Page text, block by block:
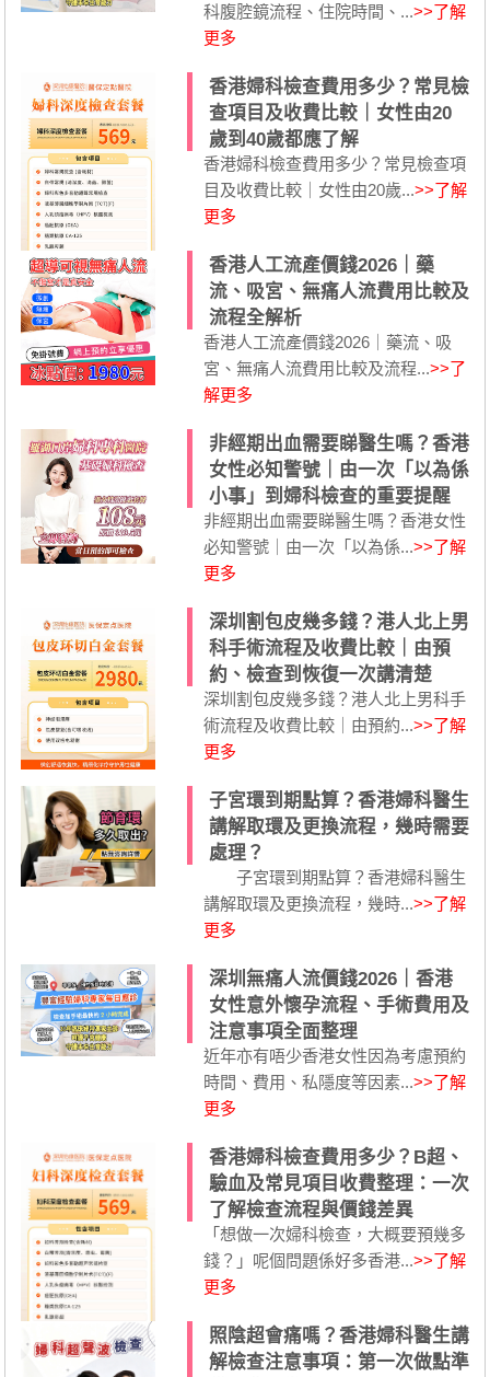
科腹腔鏡流程、住院時間、...>>了解
更多
香港婦科檢查費用多少？常見檢
查項目及收費比較｜女性由20
歲到40歲都應了解
香港婦科檢查費用多少？常見檢查項
目及收費比較｜女性由20歲...>>了解
更多
香港人工流產價錢2026｜藥
流、吸宮、無痛人流費用比較及
流程全解析
香港人工流產價錢2026｜藥流、吸
宮、無痛人流費用比較及流程...>>了
解更多
非經期出血需要睇醫生嗎？香港
女性必知警號｜由一次「以為係
小事」到婦科檢查的重要提醒
非經期出血需要睇醫生嗎？香港女性
必知警號｜由一次「以為係...>>了解
更多
深圳割包皮幾多錢？港人北上男
科手術流程及收費比較｜由預
約、檢查到恢復一次講清楚
深圳割包皮幾多錢？港人北上男科手
術流程及收費比較｜由預約...>>了解
更多
子宮環到期點算？香港婦科醫生
講解取環及更換流程，幾時需要
處理？
子宮環到期點算？香港婦科醫生
講解取環及更換流程，幾時...>>了解
更多
深圳無痛人流價錢2026｜香港
女性意外懷孕流程、手術費用及
注意事項全面整理
近年亦有唔少香港女性因為考慮預約
時間、費用、私隱度等因素...>>了解
更多
香港婦科檢查費用多少？B超、
驗血及常見項目收費整理：一次
了解檢查流程與價錢差異
「想做一次婦科檢查，大概要預幾多
錢？」呢個問題係好多香港...>>了解
更多
照陰超會痛嗎？香港婦科醫生講
解檢查注意事項：第一次做點準